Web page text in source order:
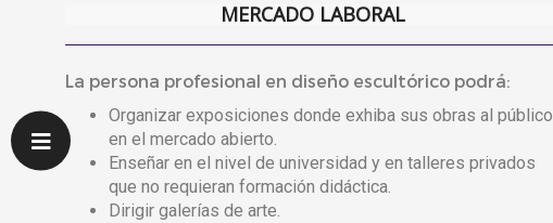
MERCADO LABORAL
La persona profesional en diseño escultórico podrá:
Organizar exposiciones donde exhiba sus obras al público
en el mercado abierto.
Enseñar en el nivel de universidad y en talleres privados
que no requieran formación didáctica.
Dirigir galerías de arte.